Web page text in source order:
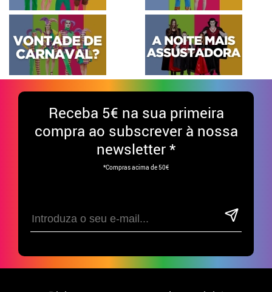
Receba 5€ na sua primeira
compra ao subscrever à nossa
newsletter *
*Compras acima de 50€